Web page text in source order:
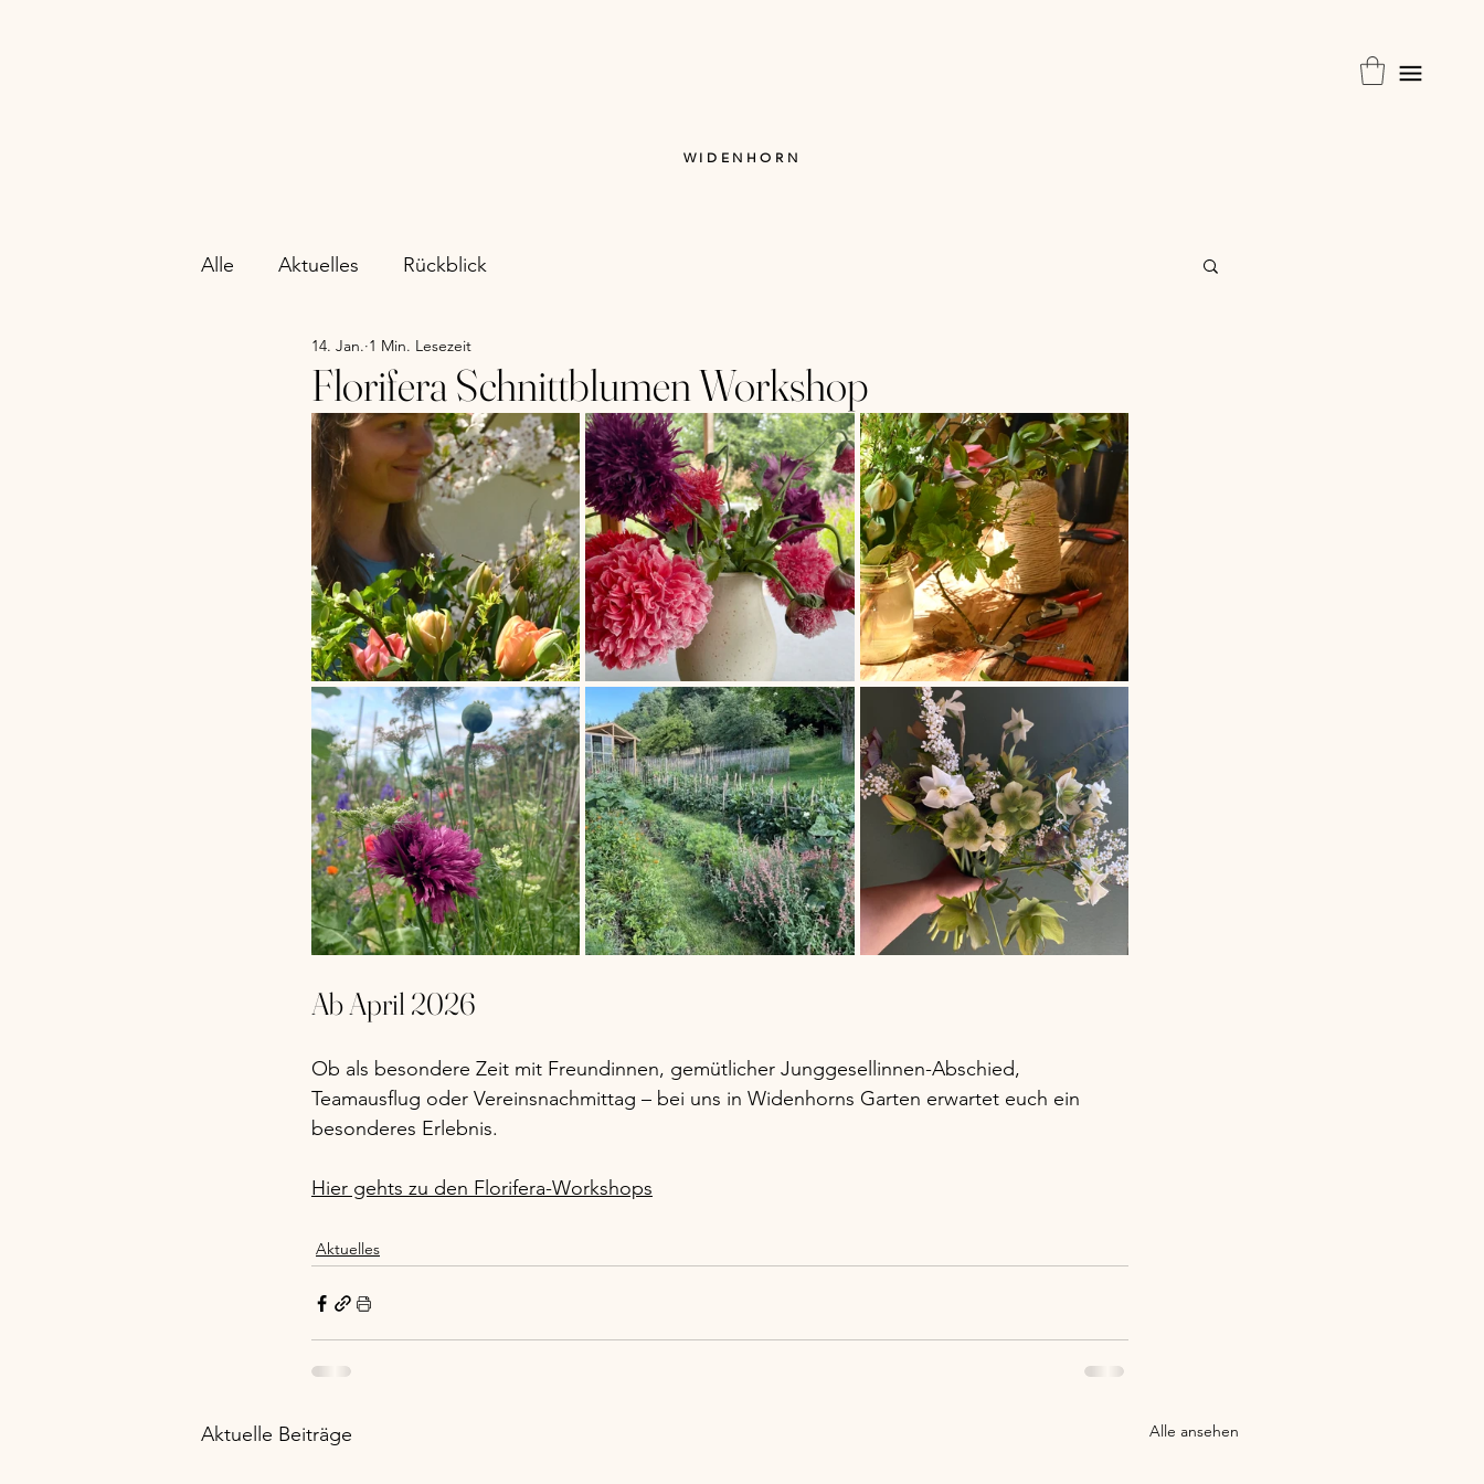
WIDENHORN
Alle Aktuelles Rückblick
Florifera Schnittblumen Workshop
14. Jan. 1 Min. Lesezeit
Ab April 2026
Ob als besondere Zeit mit Freundinnen, gemütlicher Junggesellinnen-Abschied,
Teamausflug oder Vereinsnachmittag – bei uns in Widenhorns Garten erwartet euch ein
besonderes Erlebnis.
Hier gehts zu den Florifera-Workshops
Aktuelles
Aktuelle Beiträge Alle ansehen